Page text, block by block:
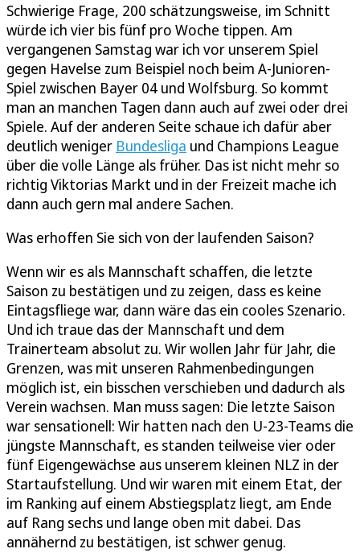
Schwierige Frage, 200 schätzungsweise, im Schnitt
würde ich vier bis fünf pro Woche tippen. Am
vergangenen Samstag war ich vor unserem Spiel
gegen Havelse zum Beispiel noch beim A-Junioren-
Spiel zwischen Bayer 04 und Wolfsburg. So kommt
man an manchen Tagen dann auch auf zwei oder drei
Spiele. Auf der anderen Seite schaue ich dafür aber
deutlich weniger Bundesliga und Champions League
über die volle Länge als früher. Das ist nicht mehr so
richtig Viktorias Markt und in der Freizeit mache ich
dann auch gern mal andere Sachen.
Was erhoffen Sie sich von der laufenden Saison?
Wenn wir es als Mannschaft schaffen, die letzte
Saison zu bestätigen und zu zeigen, dass es keine
Eintagsfliege war, dann wäre das ein cooles Szenario.
Und ich traue das der Mannschaft und dem
Trainerteam absolut zu. Wir wollen Jahr für Jahr, die
Grenzen, was mit unseren Rahmenbedingungen
möglich ist, ein bisschen verschieben und dadurch als
Verein wachsen. Man muss sagen: Die letzte Saison
war sensationell: Wir hatten nach den U-23-Teams die
jüngste Mannschaft, es standen teilweise vier oder
fünf Eigengewächse aus unserem kleinen NLZ in der
Startaufstellung. Und wir waren mit einem Etat, der
im Ranking auf einem Abstiegsplatz liegt, am Ende
auf Rang sechs und lange oben mit dabei. Das
annähernd zu bestätigen, ist schwer genug.